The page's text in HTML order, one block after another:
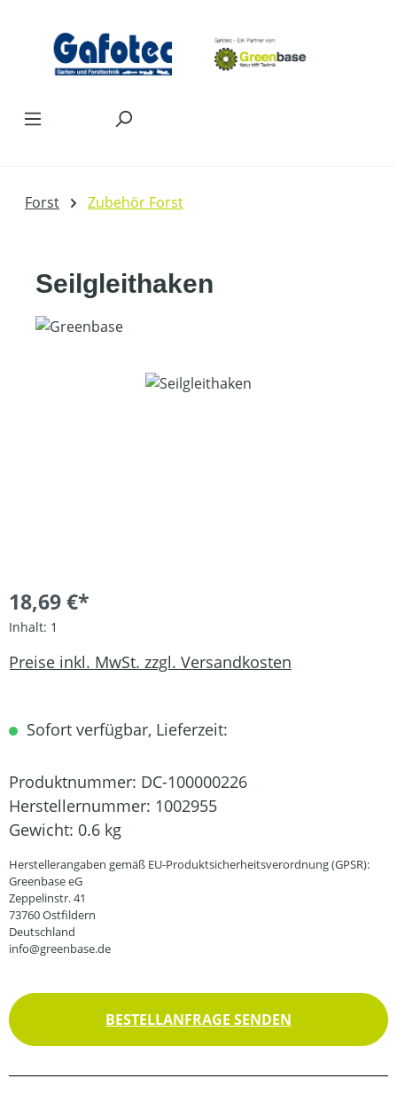
Forst Zubehör Forst
Seilgleithaken
Bildergalerie überspringen
18,69 €*
Inhalt: 1
Preise inkl. MwSt. zzgl. Versandkosten
Sofort verfügbar, Lieferzeit:
Produktnummer: DC-100000226
Herstellernummer: 1002955
Gewicht: 0.6 kg
Herstellerangaben gemäß EU-Produktsicherheitsverordnung (GPSR):
Greenbase eG
Zeppelinstr. 41
73760 Ostfildern
Deutschland
info@greenbase.de
BESTELLANFRAGE SENDEN